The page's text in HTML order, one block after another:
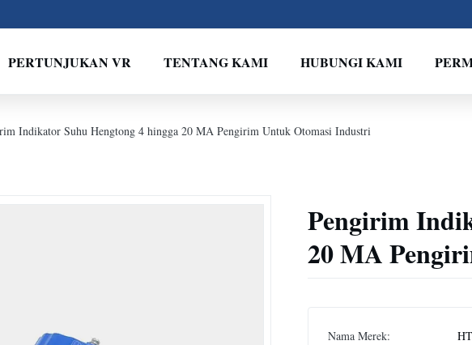
PERTUNJUKAN VR TENTANG KAMI HUBUNGI KAMI
Indikator Suhu Hengtong 4 hingga 20 MA Pengirim Untuk Otomasi Industri
Pengirim
20 MA
Nama Merek: